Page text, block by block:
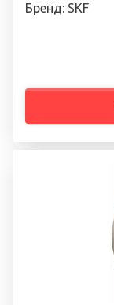
Бренд: SKF